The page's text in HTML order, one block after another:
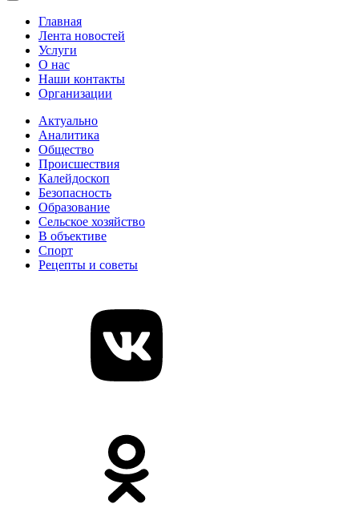
Главная
Лента новостей
Услуги
О нас
Наши контакты
Организации
Актуально
Аналитика
Общество
Происшествия
Калейдоскоп
Безопасность
Образование
Сельское хозяйство
В объективе
Спорт
Рецепты и советы